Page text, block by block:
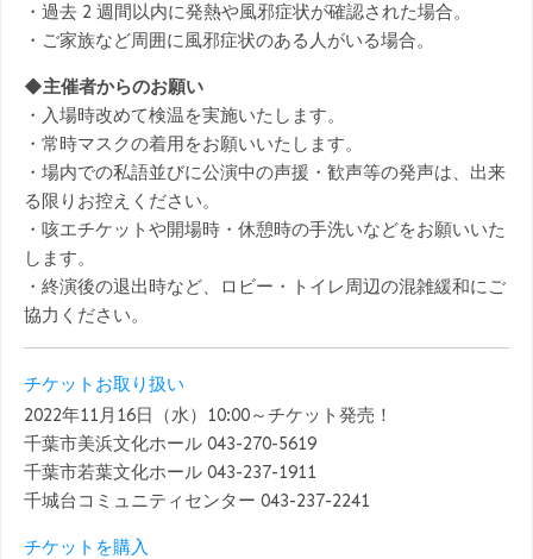
・過去 2 週間以内に発熱や風邪症状が確認された場合。
・ご家族など周囲に風邪症状のある人がいる場合。
◆主催者からのお願い
・入場時改めて検温を実施いたします。
・常時マスクの着用をお願いいたします。
・場内での私語並びに公演中の声援・歓声等の発声は、出来
る限りお控えください。
・咳エチケットや開場時・休憩時の手洗いなどをお願いいた
します。
・終演後の退出時など、ロビー・トイレ周辺の混雑緩和にご
協力ください。
チケットお取り扱い
2022年11月16日（水）10:00～チケット発売！
千葉市美浜文化ホール 043-270-5619
千葉市若葉文化ホール 043-237-1911
千城台コミュニティセンター 043-237-2241
チケットを購入